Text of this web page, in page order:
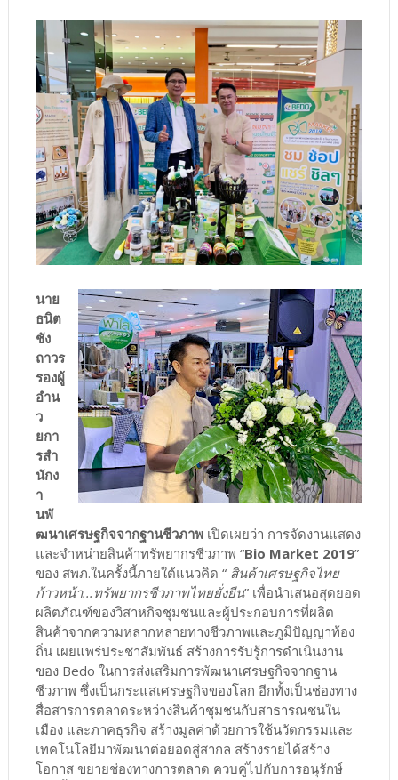
นาย
ธนิต
ชัง
ถาวร
รองผู้
อำน
ว
ยกา
รสำ
นักง
า
นพั
ฒนาเศรษฐกิจจากฐานชีวภาพเปิดเผยว่า การจัดงานแสดง
และจำหน่ายสินค้าทรัพยากรชีวภาพ “Bio Market 2019”
ของ สพภ.ในครั้งนี้ภายใต้แนวคิด “ สินค้าเศรษฐกิจไทย
ก้าวหน้า...ทรัพยากรชีวภาพไทยยั่งยืน” เพื่อนำเสนอสุดยอด
ผลิตภัณฑ์ของวิสาหกิจชุมชนและผู้ประกอบการที่ผลิต
สินค้าจากความหลากหลายทางชีวภาพและภูมิปัญญาท้อง
ถิ่น เผยแพร่ประชาสัมพันธ์ สร้างการรับรู้การดำเนินงาน
ของ Bedo ในการส่งเสริมการพัฒนาเศรษฐกิจจากฐาน
ชีวภาพ ซึ่งเป็นกระแสเศรษฐกิจของโลก อีกทั้งเป็นช่องทาง
สื่อสารการตลาดระหว่างสินค้าชุมชนกับสาธารณชนใน
เมือง และภาคธุรกิจ สร้างมูลค่าด้วยการใช้นวัตกรรมและ
เทคโนโลยีมาพัฒนาต่อยอดสู่สากล สร้างรายได้สร้าง
โอกาส ขยายช่องทางการตลาด ควบคู่ไปกับการอนุรักษ์